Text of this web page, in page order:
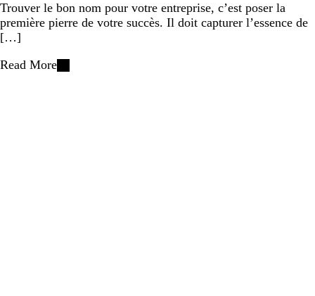
Trouver le bon nom pour votre entreprise, c’est poser la
première pierre de votre succès. Il doit capturer l’essence de
[…]
Read More